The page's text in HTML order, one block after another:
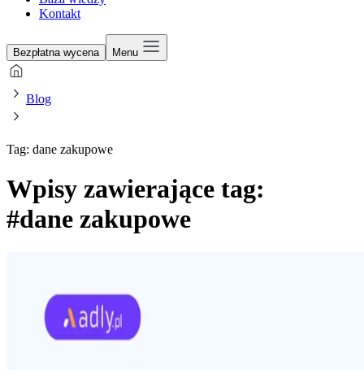
Kontakt
Bezpłatna wycena Menu
Blog
Tag: dane zakupowe
Wpisy zawierające tag:
#dane zakupowe